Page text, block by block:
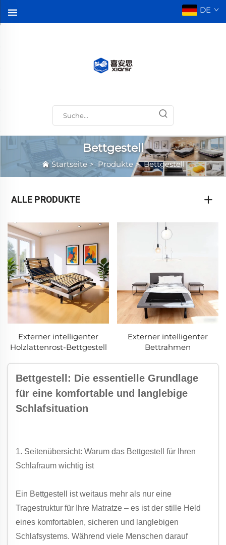
DE
Bettgestell
Startseite> Produkte>Bettgestell
ALLE PRODUKTE
Externer intelligenter
Holzlattenrost-Bettgestell
Externer intelligenter
Bettrahmen
Bettgestell: Die essentielle Grundlage
für eine komfortable und langlebige
Schlafsituation
1. Seitenübersicht: Warum das Bettgestell für Ihren
Schlafraum wichtig ist
Ein Bettgestell ist weitaus mehr als nur eine
Tragestruktur für Ihre Matratze – es ist der stille Held
eines komfortablen, sicheren und langlebigen
Schlafsystems. Während viele Menschen darauf